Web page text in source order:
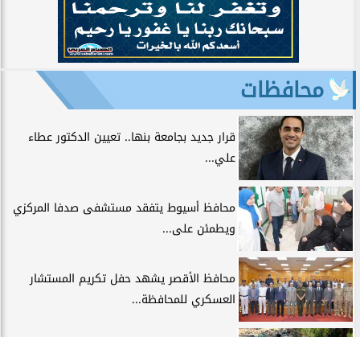
محافظات
قرار جديد بجامعة بنها.. تعيين الدكتور عطاء
علي...
محافظ أسيوط يتفقد مستشفى صدفا المركزي
ويطمئن على...
محافظ الأقصر يشهد حفل تكريم المستشار
العسكري للمحافظة...